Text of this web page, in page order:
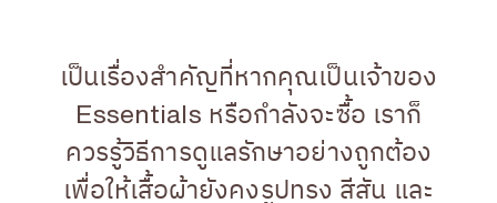
เป็นเรื่องสำคัญที่หากคุณเป็นเจ้าของ
Essentials หรือกำลังจะซื้อ เราก็
ควรรู้วิธีการดูแลรักษาอย่างถูกต้อง
เพื่อให้เสื้อผ้ายังคงรูปทรง สีสัน และ